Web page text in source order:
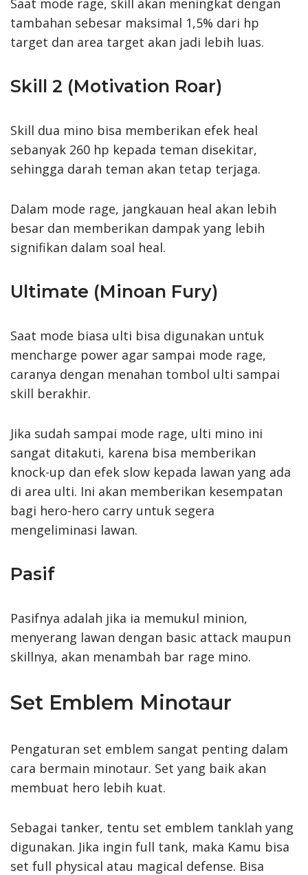
tambahan sebesar maksimal 1,5% dari hp
target dan area target akan jadi lebih luas.
Skill 2 (Motivation Roar)
Skill dua mino bisa memberikan efek heal
sebanyak 260 hp kepada teman disekitar,
sehingga darah teman akan tetap terjaga.
Dalam mode rage, jangkauan heal akan lebih
besar dan memberikan dampak yang lebih
signifikan dalam soal heal.
Ultimate (Minoan Fury)
Saat mode biasa ulti bisa digunakan untuk
mencharge power agar sampai mode rage,
caranya dengan menahan tombol ulti sampai
skill berakhir.
Jika sudah sampai mode rage, ulti mino ini
sangat ditakuti, karena bisa memberikan
knock-up dan efek slow kepada lawan yang ada
di area ulti. Ini akan memberikan kesempatan
bagi hero-hero carry untuk segera
mengeliminasi lawan.
Pasif
Pasifnya adalah jika ia memukul minion,
menyerang lawan dengan basic attack maupun
skillnya, akan menambah bar rage mino.
Set Emblem Minotaur
Pengaturan set emblem sangat penting dalam
cara bermain minotaur. Set yang baik akan
membuat hero lebih kuat.
Sebagai tanker, tentu set emblem tanklah yang
digunakan. Jika ingin full tank, maka Kamu bisa
set full physical atau magical defense. Bisa